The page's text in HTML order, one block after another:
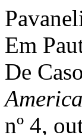
Em
De
nº 4,